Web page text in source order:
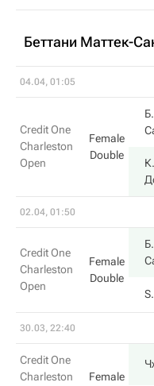
Беттани Маттек-
04.04, 01:05
Credit One
Charleston
Open
Female
Double
К.
02.04, 01:50
Credit One
Charleston
Open
Female
Double
30.03, 22:40
Credit One
Charleston
Female